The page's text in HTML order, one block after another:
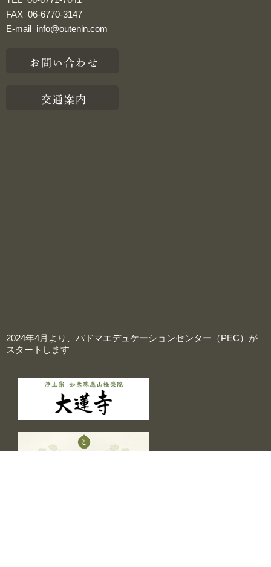
FAX 06-6770-3147
E-mail info@outenin.com
お問い合わせ
交通案内
2024年4月より、 パドマエデュケーションセンター（PEC） が
スタートします